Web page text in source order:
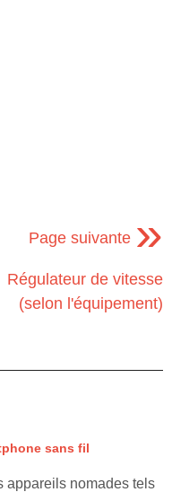
Page suivante »
Régulateur de vitesse
(selon l'équipement)
sans fil
appareils nomades tels